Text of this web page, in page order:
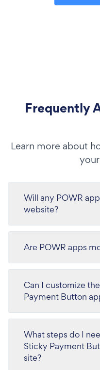
Frequently
Learn more about
Will any POWR
website?
Are POWR apps
Can I customize
Payment Button
What steps do I
Sticky Payment
site?